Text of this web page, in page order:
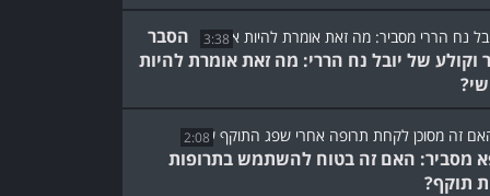
3:38
הסבר
וקולע של יובל נח הררי: מה זאת אומרת להיות
2:08
מסביר: האם זה בטוח להשתמש בתרופות
תוקף?